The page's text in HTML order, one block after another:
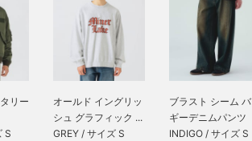
リー
S
オールド イングリッ
シュ グラフィック ...
GREY / サイズ S
ブラスト シーム バ
ギーデニムパンツ
INDIGO / サイズ S